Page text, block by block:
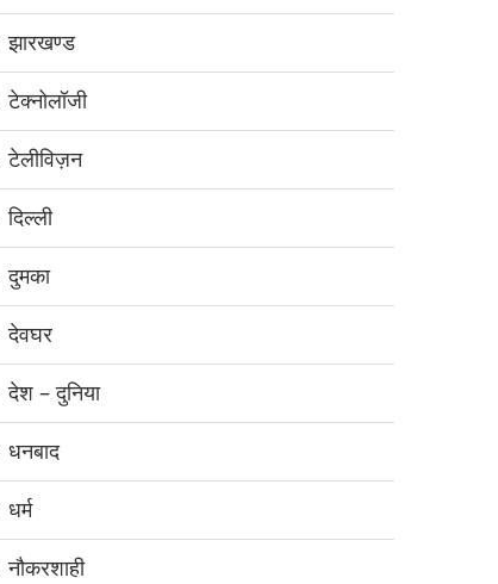
झारखण्ड
टेक्नोलॉजी
टेलीविज़न
दिल्ली
दुमका
देवघर
देश – दुनिया
धनबाद
धर्म
नौकरशाही